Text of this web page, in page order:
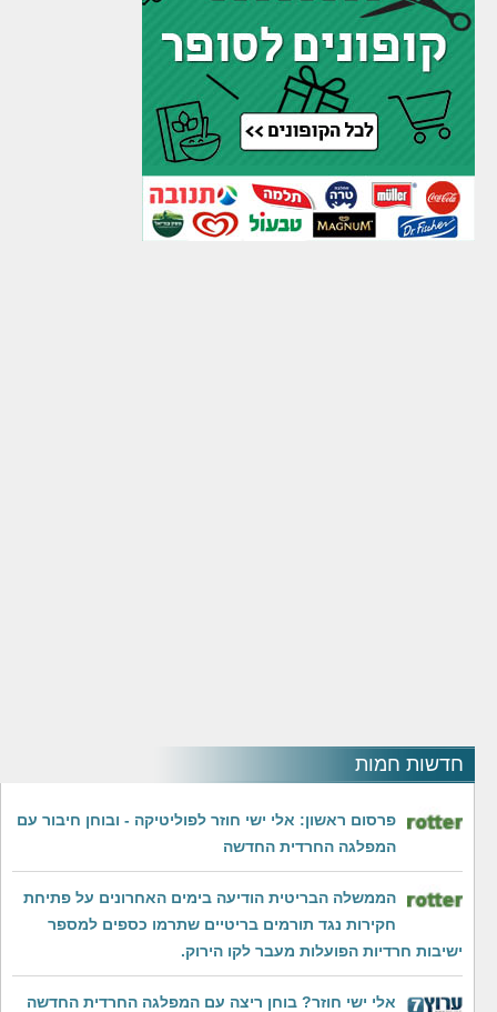
חדשות חמות
פרסום ראשון: אלי ישי חוזר לפוליטיקה - ובוחן חיבור עם
המפלגה החרדית החדשה
‏הממשלה הבריטית הודיעה בימים האחרונים על פתיחת
חקירות נגד תורמים בריטיים שתרמו כספים למספר
ישיבות חרדיות הפועלות מעבר לקו הירוק.
אלי ישי חוזר? בוחן ריצה עם המפלגה החרדית החדשה